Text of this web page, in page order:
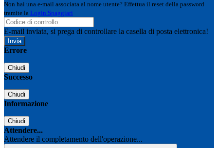
Non hai una e-mail associata al nome utente? Effettua il reset della password
tramite la Login Spaggiari
E-mail inviata, si prega di controllare la casella di posta elettronica!
Errore
Chiudi
Successo
Chiudi
Informazione
Chiudi
Attendere...
Attendere il completamento dell'operazione...